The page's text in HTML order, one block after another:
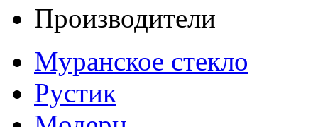
Производители
Муранское стекло
Рустик